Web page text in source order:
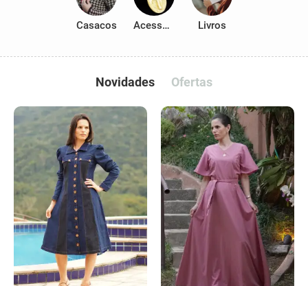
Casacos Acessórios Livros
Novidades Ofertas